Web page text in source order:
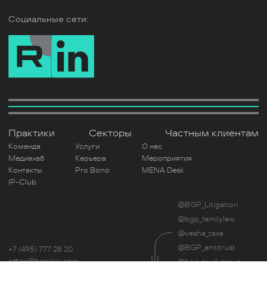
Социальные сети:
Практики Секторы Частным клиентам
Команда Услуги
О нас
Медиахаб
Карьера
Мероприятия
Контакты
Pro Bono
MENA Desk
IP-Club
+7 (495) 777 28 20
office@bgplaw.com
@BGP_Litigation
@bgp_familylaw
@vasha_taxa
@BGP_antitrust
@bgp_trud_pravo